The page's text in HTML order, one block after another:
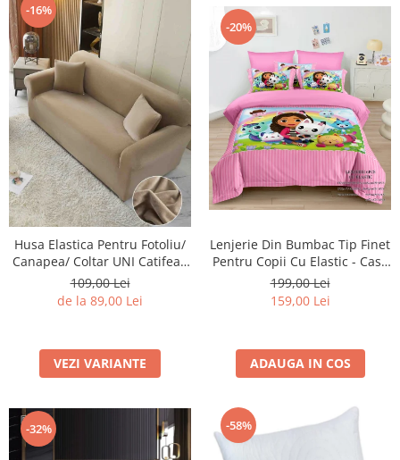
-16%
Husa Elastica Pentru Fotoliu/
Canapea/ Coltar UNI Catifea -
Bej Cacao Cu Lapte
109,00 Lei
de la 89,00 Lei
VEZI VARIANTE
-20%
Lenjerie Din Bumbac Tip Finet
Pentru Copii Cu Elastic - Casa
De Papusi A Lui Gabby -
Gabby's Dollhouse
199,00 Lei
159,00 Lei
ADAUGA IN COS
-32% -58%